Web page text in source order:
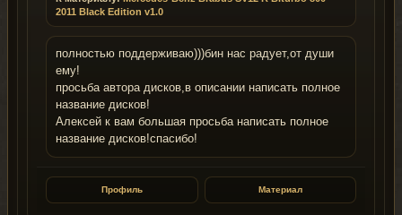
2011 Black Edition v1.0
полностью поддерживаю)))бин нас радует,от души
ему!
просьба автора дисков,в описании написать полное
название дисков!
Алексей к вам большая просьба написать полное
название дисков!спасибо!
Профиль Материал